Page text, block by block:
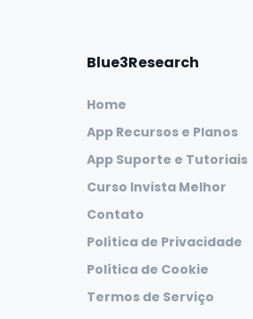
Blue3Research
Home
App Recursos e Planos
App Suporte e Tutoriais
Curso Invista Melhor
Contato
Política de Privacidade
Política de Cookie
Termos de Serviço